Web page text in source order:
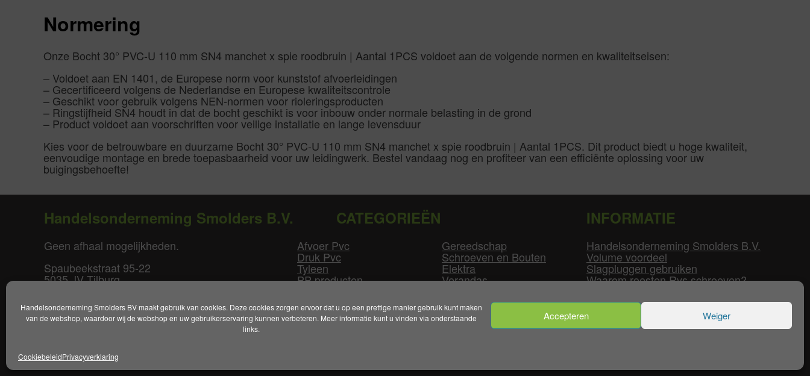
Handelsonderneming Smolders BV maakt gebruik van cookies. Deze cookies zorgen ervoor dat u op een prettige manier gebruik kunt maken
van de webshop, waardoor wij de webshop en uw gebruikerservaring kunnen verbeteren. Meer informatie kunt u vinden via onderstaande
links.
Accepteren Weiger
CookiebeleidPrivacyverklaring
Normering
Onze Bocht 30° PVC-U 110 mm SN4 manchet x spie roodbruin | Aantal 1PCS voldoet aan de volgende normen en kwaliteitseisen:
– Voldoet aan EN 1401, de Europese norm voor kunststof afvoerleidingen
– Gecertificeerd volgens de Nederlandse en Europese kwaliteitscontrole
– Geschikt voor gebruik volgens NEN-normen voor rioleringsproducten
– Ringstijfheid SN4 houdt in dat de bocht geschikt is voor inbouw onder normale belasting in de grond
– Product voldoet aan voorschriften voor veilige installatie en lange levensduur
Kies voor de betrouwbare en duurzame Bocht 30° PVC-U 110 mm SN4 manchet x spie roodbruin | Aantal 1PCS. Dit product biedt u hoge kwaliteit,
eenvoudige montage en brede toepasbaarheid voor uw leidingwerk. Bestel vandaag nog en profiteer van een efficiënte oplossing voor uw
buigingsbehoefte!
Handelsonderneming Smolders B.V.
Geen afhaal mogelijkheden.
Spaubeekstraat 95-22
5035 JV Tilburg
T. +31(0)85-0640877
E.info@smoldersbv.nl
CATEGORIEËN
Afvoer Pvc
Druk Pvc
Tyleen
PP producten
GLW producten
Gereedschap
Schroeven en Bouten
Elektra
Verandas
Overige
INFORMATIE
Handelsonderneming Smolders B.V.
Volume voordeel
Slagpluggen gebruiken
Waarom roesten Rvs schroeven?
Pvc-buizen diameters
Flenzen tabel
|Algemene Voorwaarden